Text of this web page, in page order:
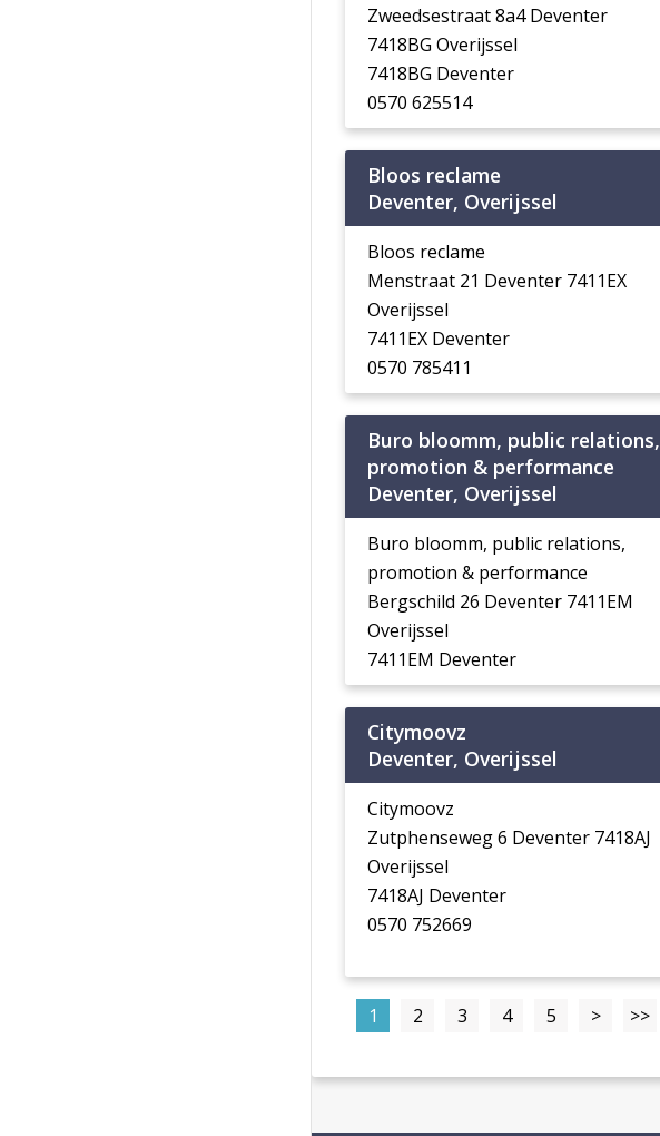
Zweedsestraat 8a4 Deventer
7418BG Overijssel
7418BG Deventer
0570 625514
Bloos reclame
Deventer, Overijssel
Bloos reclame
Menstraat 21 Deventer 7411EX
Overijssel
7411EX Deventer
0570 785411
Buro bloomm, public relations,
promotion & performance
Deventer, Overijssel
Buro bloomm, public relations,
promotion & performance
Bergschild 26 Deventer 7411EM
Overijssel
7411EM Deventer
Citymoovz
Deventer, Overijssel
Citymoovz
Zutphenseweg 6 Deventer 7418AJ
Overijssel
7418AJ Deventer
0570 752669
1 2 3 4 5 > >>